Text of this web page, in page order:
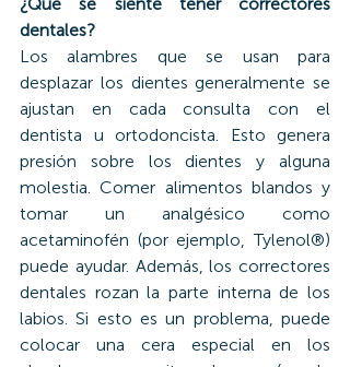
dentales?
Los alambres que se usan para
desplazar los dientes generalmente se
ajustan en cada consulta con el
dentista u ortodoncista. Esto genera
presión sobre los dientes y alguna
molestia. Comer alimentos blandos y
tomar un analgésico como
acetaminofén (por ejemplo, Tylenol®)
puede ayudar. Además, los correctores
dentales rozan la parte interna de los
labios. Si esto es un problema, puede
colocar una cera especial en los